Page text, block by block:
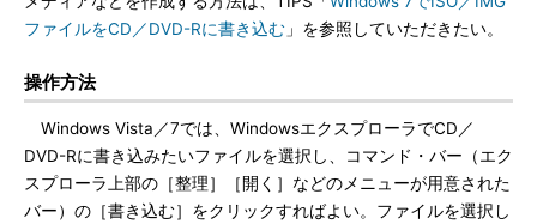
ファイルをCD／DVD-Rに書き込む 」を参照していただきたい。
操作方法
Windows Vista／7では、WindowsエクスプローラでCD／
DVD-Rに書き込みたいファイルを選択し、コマンド・バー（エク
スプローラ上部の［整理］［開く］などのメニューが用意された
バー）の［書き込む］をクリックすればよい。ファイルを選択し